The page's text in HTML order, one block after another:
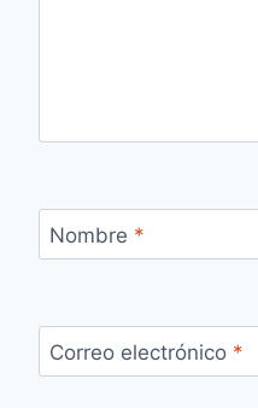
Nombre *
Correo electrónico *